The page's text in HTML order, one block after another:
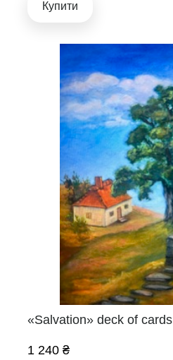
Купити
«Salvation» deck of cards
1 240 ₴